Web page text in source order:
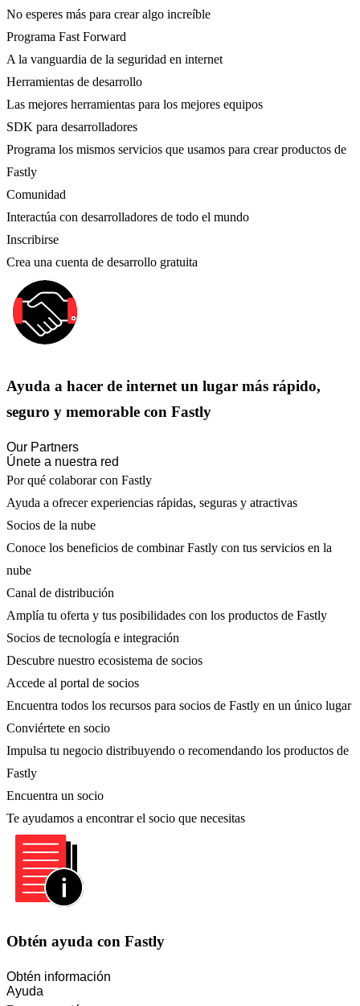
No esperes más para crear algo increíble
Programa Fast Forward
A la vanguardia de la seguridad en internet
Herramientas de desarrollo
Las mejores herramientas para los mejores equipos
SDK para desarrolladores
Programa los mismos servicios que usamos para crear productos de
Fastly
Comunidad
Interactúa con desarrolladores de todo el mundo
Inscribirse
Crea una cuenta de desarrollo gratuita
Ayuda a hacer de internet un lugar más rápido,
seguro y memorable con Fastly
Our Partners
Únete a nuestra red
Por qué colaborar con Fastly
Ayuda a ofrecer experiencias rápidas, seguras y atractivas
Socios de la nube
Conoce los beneficios de combinar Fastly con tus servicios en la
nube
Canal de distribución
Amplía tu oferta y tus posibilidades con los productos de Fastly
Socios de tecnología e integración
Descubre nuestro ecosistema de socios
Accede al portal de socios
Encuentra todos los recursos para socios de Fastly en un único lugar
Conviértete en socio
Impulsa tu negocio distribuyendo o recomendando los productos de
Fastly
Encuentra un socio
Te ayudamos a encontrar el socio que necesitas
Obtén ayuda con Fastly
Obtén información
Ayuda